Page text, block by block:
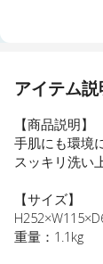
アイテム説
【商品説明】
手肌にも環境
スッキリ洗い
【サイズ】
重量：1.1kg